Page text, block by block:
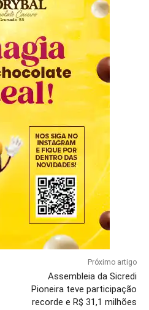
Próximo artigo
Assembleia da Sicredi
Pioneira teve participação
recorde e R$ 31,1 milhões